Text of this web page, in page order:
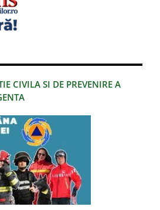
CIVILA SI DE PREVENIRE A